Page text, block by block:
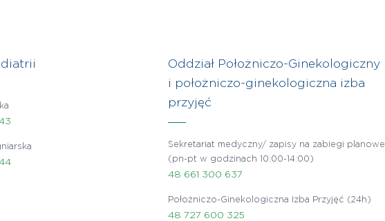
Oddział Położniczo-Ginekologiczny
i położniczo-ginekologiczna izba
przyjęć
Sekretariat medyczny/ zapisy na zabiegi planowe
(pn-pt w godzinach 10:00-14:00)
48 661 300 637
Położniczo-Ginekologiczna Izba Przyjęć (24h)
48 727 600 325